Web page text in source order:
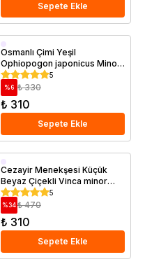
Sepete Ekle
Saksıda
Osmanlı Çimi Yeşil
Ophiopogon japonicus Minor
Saksıda
5
% 6 ₺ 330
₺ 310
Sepete Ekle
Saksıda
Cezayir Menekşesi Küçük
Beyaz Çiçekli Vinca minor
Alba
5
%34 ₺ 470
₺ 310
Sepete Ekle